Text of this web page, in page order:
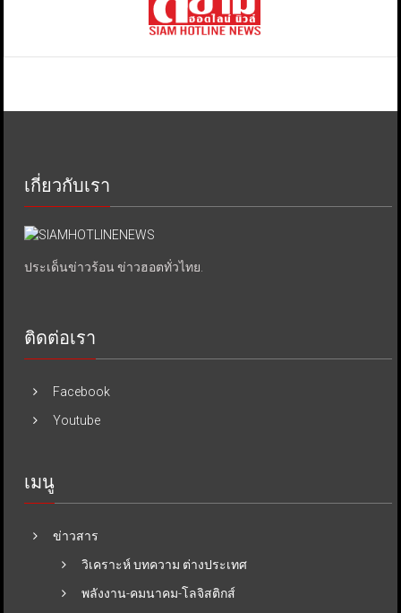
เกี่ยวกับเรา
ประเด็นข่าวร้อน ข่าวฮอตทั่วไทย.
ติดต่อเรา
Facebook
Youtube
เมนู
ข่าวสาร
วิเคราะห์ บทความ ต่างประเทศ
พลังงาน-คมนาคม-โลจิสติกส์